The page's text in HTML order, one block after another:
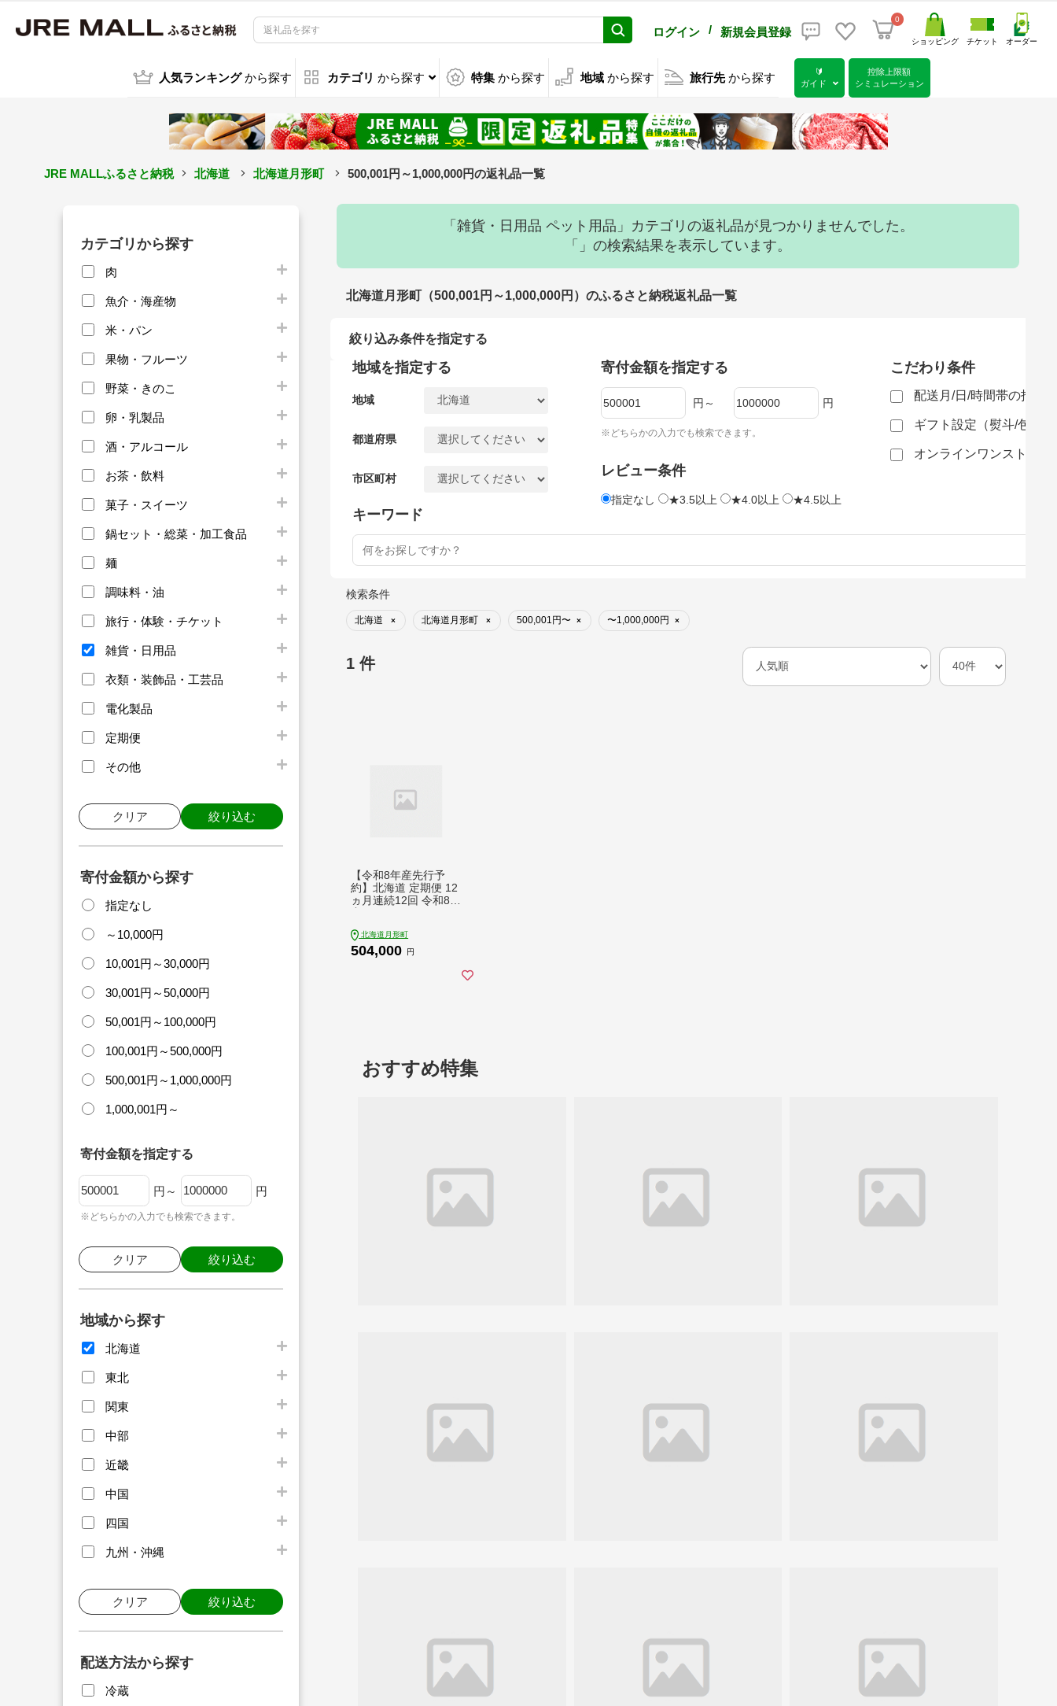
ログイン / 新規会員登録
0
ショッピング チケット オーダー
人気ランキング から探す カテゴリ から探す 特集 から探す 地域 から探す 旅行先 から探す
🔰
ガイド
控除上限額
シミュレーション
JRE MALLふるさと納税 北海道 北海道月形町 500,001円～1,000,000円の返礼品一覧
カテゴリから探す
肉
魚介・海産物
米・パン
果物・フルーツ
野菜・きのこ
卵・乳製品
酒・アルコール
お茶・飲料
菓子・スイーツ
鍋セット・総菜・加工食品
麺
調味料・油
旅行・体験・チケット
雑貨・日用品
衣類・装飾品・工芸品
電化製品
定期便
その他
クリア 絞り込む
寄付金額から探す
指定なし
～10,000円
10,001円～30,000円
30,001円～50,000円
50,001円～100,000円
100,001円～500,000円
500,001円～1,000,000円
1,000,001円～
寄付金額を指定する
円～ 円
※どちらかの入力でも検索できます。
クリア 絞り込む
地域から探す
北海道
東北
関東
中部
近畿
中国
四国
九州・沖縄
クリア 絞り込む
配送方法から探す
冷蔵
「雑貨・日用品 ペット用品」カテゴリの返礼品が見つかりませんでした。
「」の検索結果を表示しています。
北海道月形町（500,001円～1,000,000円）のふるさと納税返礼品一覧
絞り込み条件を指定する
地域を指定する
地域
都道府県
市区町村
寄付金額を指定する
円～ 円
※どちらかの入力でも検索できます。
レビュー条件
指定なし ★3.5以上 ★4.0以上 ★4.5以上
こだわり条件
配送月/日/時間帯の指定
ギフト設定（熨斗/包装
オンラインワンストップ
キーワード
検索条件
北海道 × 北海道月形町 × 500,001円〜 × 〜1,000,000円 ×
1 件
【令和8年産先行予
約】北海道 定期便 12
ヵ月連続12回 令和8年
ご飯 お米 ごはん 国産
ブランド米 肉料理 ギ
北海道月形町
504,000 円
おすすめ特集